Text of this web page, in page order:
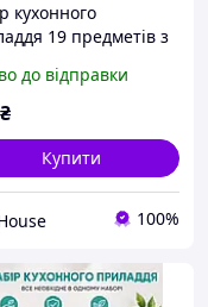
кухонного
19 предметів з
ножів та
дошкою,
до відправки
₴
Купити
100%